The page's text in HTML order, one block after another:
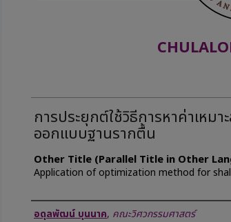
การประยุกต์ใช้วิธีการหาค่าเหม
ออกแบบฐานรากตื้น
Other Title (Parallel Title in Other
Application of optimization method for
Author
อดุลพัฒน์ บุนนาค, คณะวิศวกรรมศาสตร์